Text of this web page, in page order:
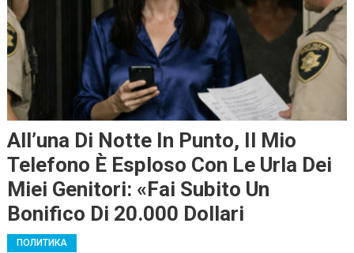
All’una Di Notte In Punto, Il Mio
Telefono È Esploso Con Le Urla Dei
Miei Genitori: «Fai Subito Un
Bonifico Di 20.000 Dollari
ПОЛИТИКА